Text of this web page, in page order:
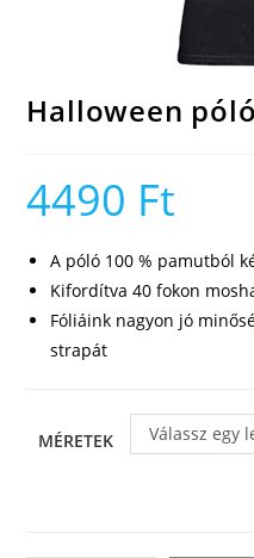
Halloween
4490 Ft
A póló 100 % pamutból
Kifordítva 40 fokon
Fóliáink nagyon jó
strapát
MÉRETEK Válassz egy